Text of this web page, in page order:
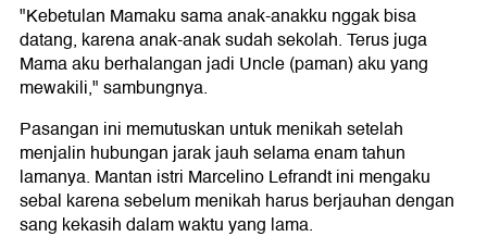
"Kebetulan Mamaku sama anak-anakku nggak bisa
datang, karena anak-anak sudah sekolah. Terus juga
Mama aku berhalangan jadi Uncle (paman) aku yang
mewakili," sambungnya.
Pasangan ini memutuskan untuk menikah setelah
menjalin hubungan jarak jauh selama enam tahun
lamanya. Mantan istri Marcelino Lefrandt ini mengaku
sebal karena sebelum menikah harus berjauhan dengan
sang kekasih dalam waktu yang lama.